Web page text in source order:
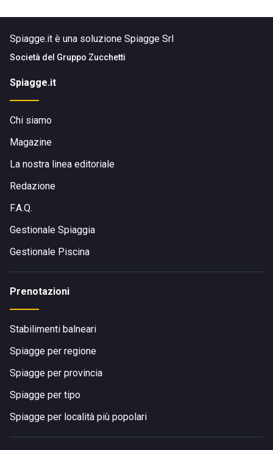
Spiagge.it è una soluzione Spiagge Srl
Società del Gruppo Zucchetti
Spiagge.it
Chi siamo
Magazine
La nostra linea editoriale
Redazione
F.A.Q.
Gestionale Spiaggia
Gestionale Piscina
Prenotazioni
Stabilimenti balneari
Spiagge per regione
Spiagge per provincia
Spiagge per tipo
Spiagge per località più popolari